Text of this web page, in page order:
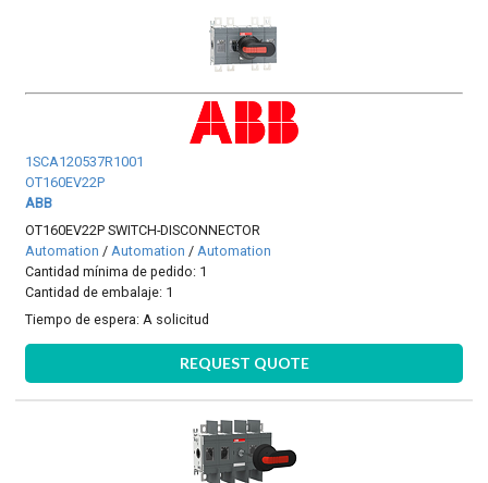
1SCA120537R1001
OT160EV22P
ABB
OT160EV22P SWITCH-DISCONNECTOR
Automation / Automation / Automation
Cantidad mínima de pedido: 1
Cantidad de embalaje: 1
Tiempo de espera:A solicitud
REQUEST QUOTE